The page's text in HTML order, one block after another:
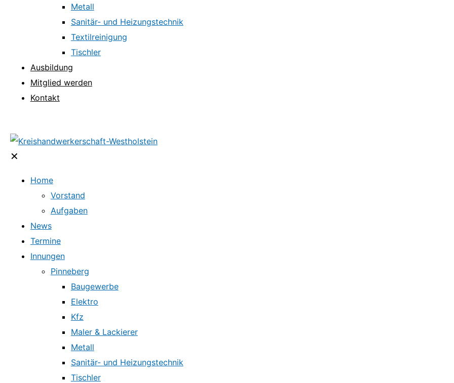
Metall
Sanitär- und Heizungstechnik
Textilreinigung
Tischler
Ausbildung
Mitglied werden
Kontakt
✕
Home
Vorstand
Aufgaben
News
Termine
Innungen
Pinneberg
Baugewerbe
Elektro
Kfz
Maler & Lackierer
Metall
Sanitär- und Heizungstechnik
Tischler